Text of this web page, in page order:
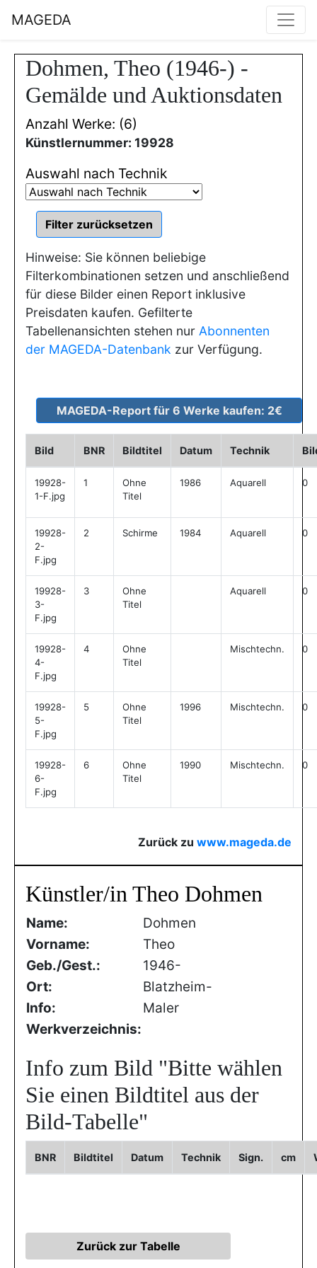
MAGEDA
Dohmen, Theo (1946-) -
Gemälde und Auktionsdaten
Anzahl Werke: (6)
Künstlernummer: 19928
Auswahl nach Technik
Hinweise: Sie können beliebige
Filterkombinationen setzen und anschließend
für diese Bilder einen Report inklusive
Preisdaten kaufen. Gefilterte
Tabellenansichten stehen nur Abonnenten
der MAGEDA-Datenbank zur Verfügung.
Bild BNR Bildtitel Datum Technik
19928-
1-F.jpg
1
Ohne
Titel
1986 Aquarell 0
19928-
2-
F.jpg
2 Schirme 1984 Aquarell 0
19928-
3-
F.jpg
3
Ohne
Titel
Aquarell 0
19928-
4-
F.jpg
4
Ohne
Titel
Mischtechn. 0
19928-
5-
F.jpg
5
Ohne
Titel
1996 Mischtechn. 0
19928-
6-
F.jpg
6
Ohne
Titel
1990 Mischtechn. 0
Zurück zu www.mageda.de
Künstler/in Theo Dohmen
Name:
Dohmen
Vorname:
Theo
Geb./Gest.:
1946-
Ort:
Blatzheim-
Info:
Maler
Werkverzeichnis:
Info zum Bild "Bitte wählen
Sie einen Bildtitel aus der
Bild-Tabelle"
BNR Bildtitel Datum Technik Sign. cm